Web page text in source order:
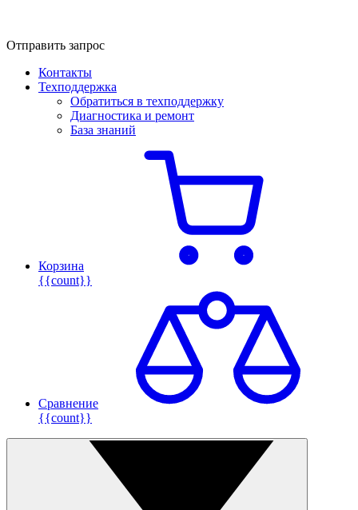
Отправить запрос
Контакты
Техподдержка
Обратиться в техподдержку
Диагностика и ремонт
База знаний
Корзина
{{count}}
Сравнение
{{count}}